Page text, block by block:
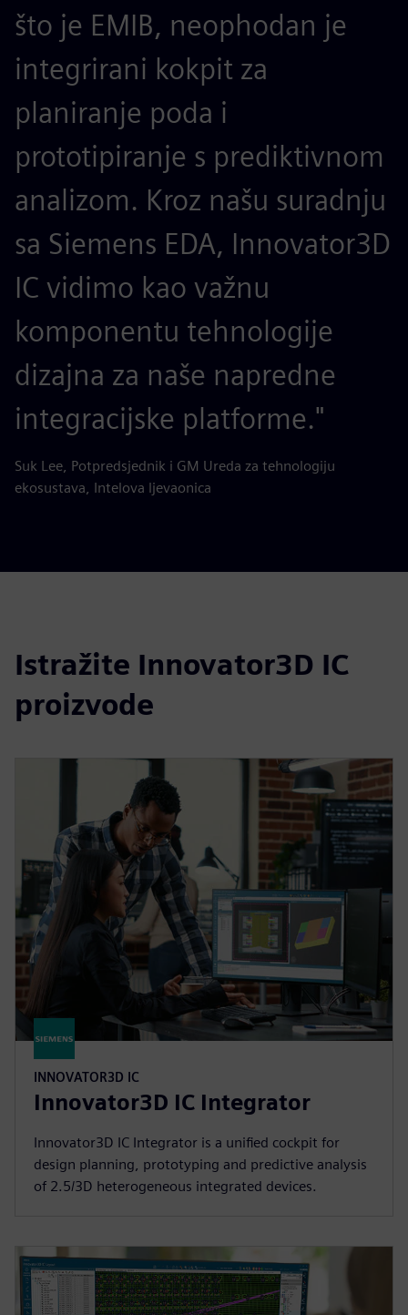
što je EMIB, neophodan je
integrirani kokpit za
planiranje poda i
prototipiranje s prediktivnom
analizom. Kroz našu suradnju
sa Siemens EDA, Innovator3D
IC vidimo kao važnu
komponentu tehnologije
dizajna za naše napredne
integracijske platforme."
Suk Lee, Potpredsjednik i GM Ureda za tehnologiju
ekosustava, Intelova ljevaonica
Istražite Innovator3D IC
proizvode
INNOVATOR3D IC
Innovator3D IC Integrator
Innovator3D IC Integrator is a unified cockpit for
design planning, prototyping and predictive analysis
of 2.5/3D heterogeneous integrated devices.